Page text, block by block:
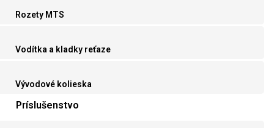
Rozety MTS
Vodítka a kladky reťaze
Vývodové kolieska
Príslušenstvo